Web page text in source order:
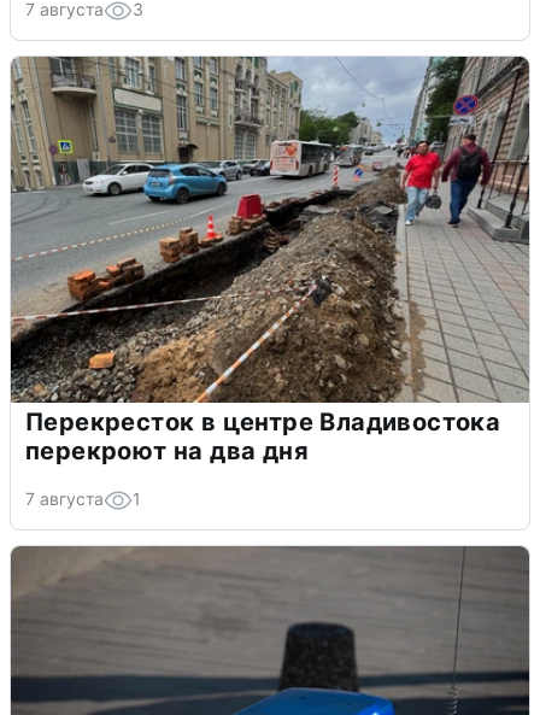
7 августа 3
Перекресток в центре Владивостока
перекроют на два дня
7 августа 1